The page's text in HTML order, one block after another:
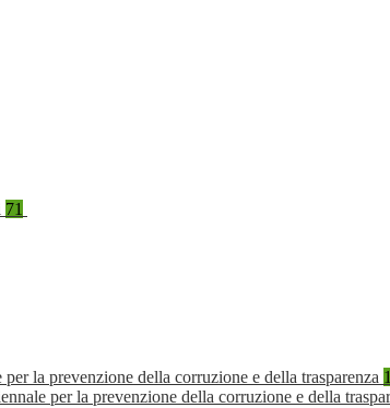
71
per la prevenzione della corruzione e della trasparenza
per la prevenzione della corruzione e della